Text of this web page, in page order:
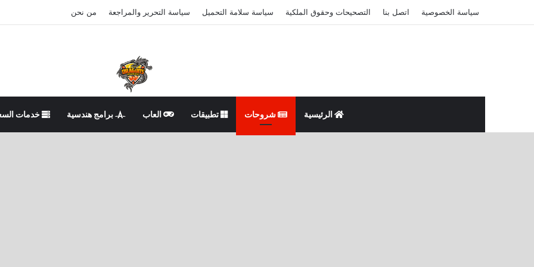
سياسة الخصوصية اتصل بنا التصحيحات وحقوق الملكية سياسة سلامة التحميل سياسة التحرير والمراجعة من نحن
الرئيسية شروحات تطبيقات العاب برامج هندسية خدمات